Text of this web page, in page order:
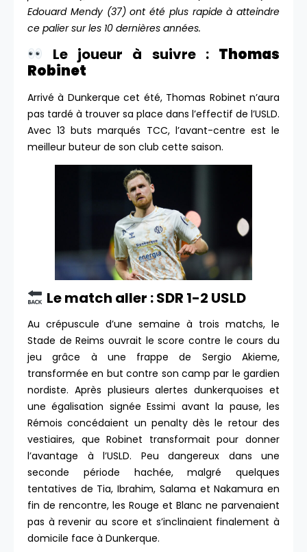
Edouard Mendy (37) ont été plus rapide à atteindre
ce palier sur les 10 dernières années.
Le joueur à suivre : Thomas
Robinet
Arrivé à Dunkerque cet été, Thomas Robinet n’aura
pas tardé à trouver sa place dans l’effectif de l’USLD.
Avec 13 buts marqués TCC, l’avant-centre est le
meilleur buteur de son club cette saison.
Le match aller : SDR 1-2 USLD
Au crépuscule d’une semaine à trois matchs, le
Stade de Reims ouvrait le score contre le cours du
jeu grâce à une frappe de Sergio Akieme,
transformée en but contre son camp par le gardien
nordiste. Après plusieurs alertes dunkerquoises et
une égalisation signée Essimi avant la pause, les
Rémois concédaient un penalty dès le retour des
vestiaires, que Robinet transformait pour donner
l’avantage à l’USLD. Peu dangereux dans une
seconde période hachée, malgré quelques
tentatives de Tia, Ibrahim, Salama et Nakamura en
fin de rencontre, les Rouge et Blanc ne parvenaient
pas à revenir au score et s’inclinaient finalement à
domicile face à Dunkerque.